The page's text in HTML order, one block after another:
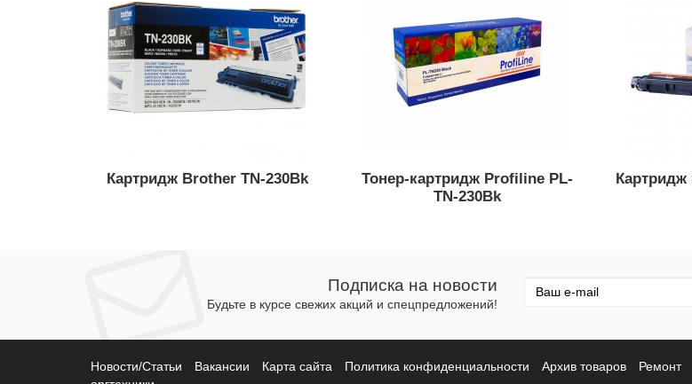
Картридж Brother TN-230Bk
Тонер-картридж Profiline PL-
TN-230Bk
Картридж
Подписка на новости
Будьте в курсе свежих акций и спецпредложений!
Новости/Статьи Вакансии Карта сайта Политика конфиденциальности Архив товаров
Ремонт